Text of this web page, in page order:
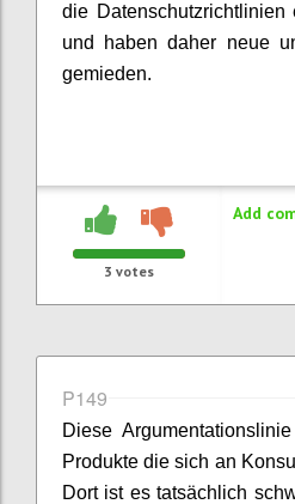
die Datenschutzrichtlinien
und haben daher neue
gemieden.
3 votes
Add
P149
Diese
Produkte die sich an
Dort ist es tatsächlich